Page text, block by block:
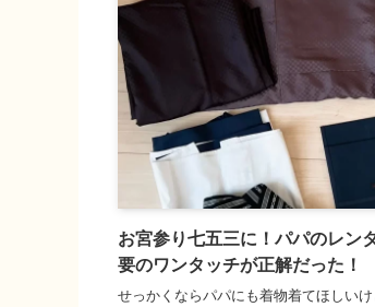
お宮参り七五三に！パパのレン
要のワンタッチが正解だった！
せっかくならパパにも着物着てほしい